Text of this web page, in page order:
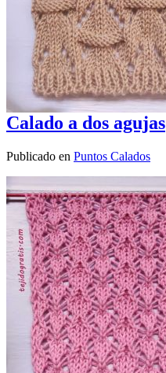
Calado a dos agujas
Publicado en Puntos Calados